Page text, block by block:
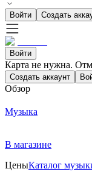
Войти Создать
Войти
Карта не нужна.
Создать аккаунт
Обзор
Музыка
В магазине
ЦеныКаталог